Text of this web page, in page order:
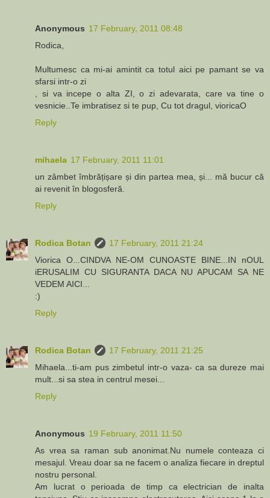
Anonymous 17 February, 2011 08:48
Rodica,
Multumesc ca mi-ai amintit ca totul aici pe pamant se va
sfarsi intr-o zi
, si va incepe o alta ZI, o zi adevarata, care va tine o
vesnicie..Te imbratisez si te pup, Cu tot dragul, vioricaO
Reply
mihaela 17 February, 2011 11:01
un zâmbet îmbrățișare și din partea mea, și... mă bucur că
ai revenit în blogosferă.
Reply
Rodica Botan
17 February, 2011 21:24
Viorica O...CINDVA NE-OM CUNOASTE BINE...IN nOUL
iERUSALIM CU SIGURANTA DACA NU APUCAM SA NE
VEDEM AICI...
:)
Reply
Rodica Botan
17 February, 2011 21:25
Mihaela...ti-am pus zimbetul intr-o vaza- ca sa dureze mai
mult...si sa stea in centrul mesei...
Reply
Anonymous 19 February, 2011 11:50
As vrea sa raman sub anonimat.Nu numele conteaza ci
mesajul. Vreau doar sa ne facem o analiza fiecare in dreptul
nostru personal.
Am lucrat o perioada de timp ca electrician de inalta